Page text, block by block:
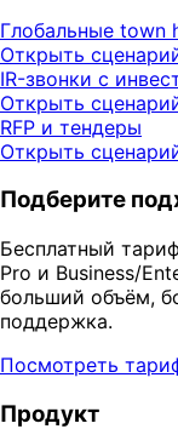
Глобальные town
Открыть
IR-звонки с
Открыть
RFP и тендеры
Открыть
Подберите
Бесплатный
Pro и Business/
больший объём,
поддержка.
Посмотреть
Продукт